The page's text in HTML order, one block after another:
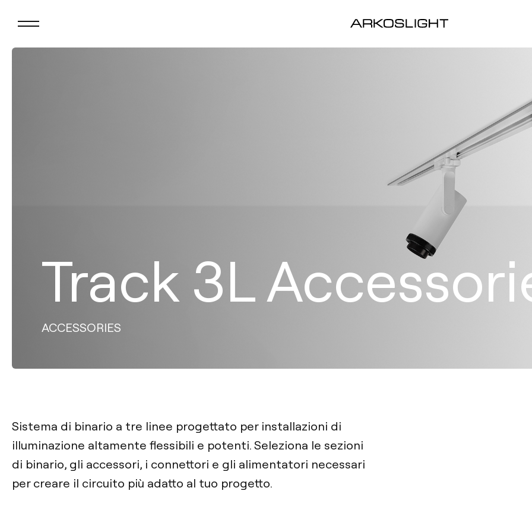
Track 3L
ACCESSORIES
Sistema di binario a tre linee progettato per installazioni di
illuminazione altamente flessibili e potenti. Seleziona le sezioni
di binario, gli accessori, i connettori e gli alimentatori necessari
per creare il circuito più adatto al tuo progetto.